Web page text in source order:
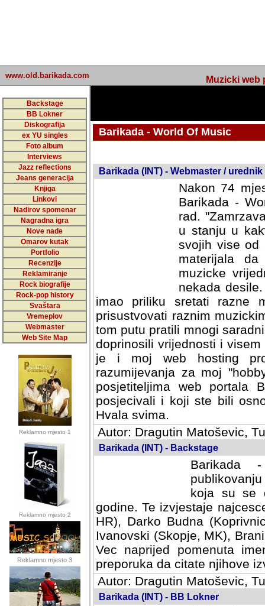
www.old.barikada.com Muzicki web
Backstage
BB Lokner
Diskografija
ex YU singles
Foto album
Interviews
Jazz reflections
Jeans generacija
Knjiga
Linkovi
Nadirov spomenar
Nagradna igra
Nove nade
Omarov kutak
Portfolio
Recenzije
Reklamiranje
Rock biografije
Rock-pop history
Svaštara
Vremeplov
Webmaster
Web Site Map
Reklamno mjesto 1
Reklamno mjesto 2
Reklamno mjesto 3
Barikada - World Of Music
Barikada (INT) - Webmaster / urednik
Nakon 74
Barikada -
rad.
u stanju u
svojih vise od
materijala
muzicke
nekada
imao priliku sretati razne
prisustvovati raznim
tom putu pratili mnogi
doprinosili vrijednosti i
je i moj web hosting
razumijevanja za moj
posjetiteljima web portala
posjecivali i koji ste bili
Hvala svima.
Autor: Dragutin Matoševic,
Barikada (INT) - Backstage
Barikada
koja su se
godine. Te izvjestaje
HR), Darko Budna
Ivanovski (Skopje, MK),
Vec naprijed pomenuta
preporuka da citate njihove
Autor: Dragutin Matoševic,
Barikada (INT) - BB Lokner